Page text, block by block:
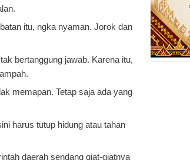
itu, ngka nyaman. Jorok dan
bertanggung jawab. Karena itu,
memapan. Tetap saja ada yang
harus tutup hidung atau tahan
daerah sendang giat-giatnya